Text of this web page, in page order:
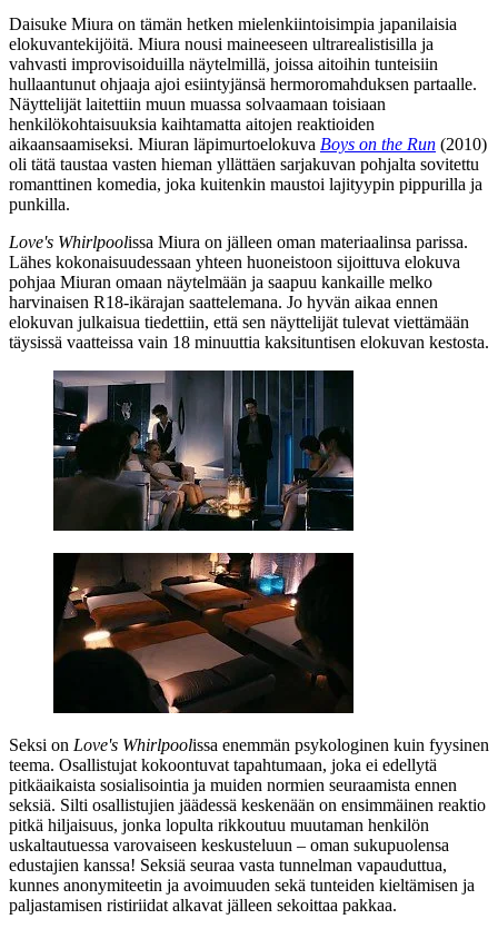
Daisuke Miura on tämän hetken mielenkiintoisimpia japanilaisia
elokuvantekijöitä. Miura nousi maineeseen ultrarealistisilla ja
vahvasti improvisoiduilla näytelmillä, joissa aitoihin tunteisiin
hullaantunut ohjaaja ajoi esiintyjänsä hermoromahduksen partaalle.
Näyttelijät laitettiin muun muassa solvaamaan toisiaan
henkilökohtaisuuksia kaihtamatta aitojen reaktioiden
aikaansaamiseksi. Miuran läpimurtoelokuva Boys on the Run (2010)
oli tätä taustaa vasten hieman yllättäen sarjakuvan pohjalta sovitettu
romanttinen komedia, joka kuitenkin maustoi lajityypin pippurilla ja
punkilla.
Love's Whirlpoolissa Miura on jälleen oman materiaalinsa parissa.
Lähes kokonaisuudessaan yhteen huoneistoon sijoittuva elokuva
pohjaa Miuran omaan näytelmään ja saapuu kankaille melko
harvinaisen R18-ikärajan saattelemana. Jo hyvän aikaa ennen
elokuvan julkaisua tiedettiin, että sen näyttelijät tulevat viettämään
täysissä vaatteissa vain 18 minuuttia kaksituntisen elokuvan kestosta.
Seksi on Love's Whirlpoolissa enemmän psykologinen kuin fyysinen
teema. Osallistujat kokoontuvat tapahtumaan, joka ei edellytä
pitkäaikaista sosialisointia ja muiden normien seuraamista ennen
seksiä. Silti osallistujien jäädessä keskenään on ensimmäinen reaktio
pitkä hiljaisuus, jonka lopulta rikkoutuu muutaman henkilön
uskaltautuessa varovaiseen keskusteluun – oman sukupuolensa
edustajien kanssa! Seksiä seuraa vasta tunnelman vapauduttua,
kunnes anonymiteetin ja avoimuuden sekä tunteiden kieltämisen ja
paljastamisen ristiriidat alkavat jälleen sekoittaa pakkaa.